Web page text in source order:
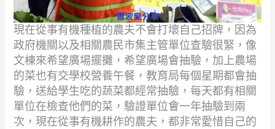
現在從事有機種植的農夫不會打壞自己招牌，因為
政府機關以及相關農民市集主管單位查驗很緊，像
文棟來希望廣場擺攤，希望廣場會抽驗，加上農場
的菜也有交學校營養午餐，教育局每個星期都會抽
驗，送給學生吃的蔬菜都經常抽驗，每天都有相關
單位在檢查他們的菜，驗證單位會一年抽驗到兩
次，現在從事有機耕作的農夫，都非常愛惜自己的